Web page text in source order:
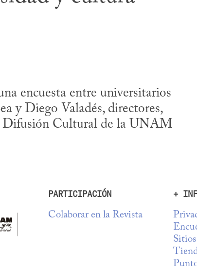
encuesta entre universitarios
y Diego Valadés, directores,
Difusión Cultural de la UNAM
PARTICIPACIÓN
Colaborar en la Revista
+